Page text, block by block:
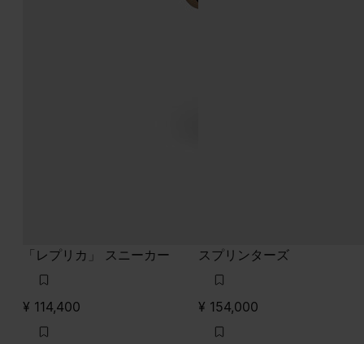
「レプリカ」 スニーカー
¥ 114,400
スプリンターズ
¥ 154,000